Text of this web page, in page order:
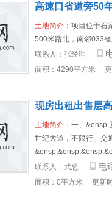
高速口省道旁50
土地简介： 项目位于石
500米路北，南邻033省
联系人： 张经理
面积：4290平方米
现房出租出售层
土地简介： 一、&ensp;
世纪大道，不限行、交
&ensp;&ensp;&ensp;&e
联系人： 武总 电
面积：0平方米 更新